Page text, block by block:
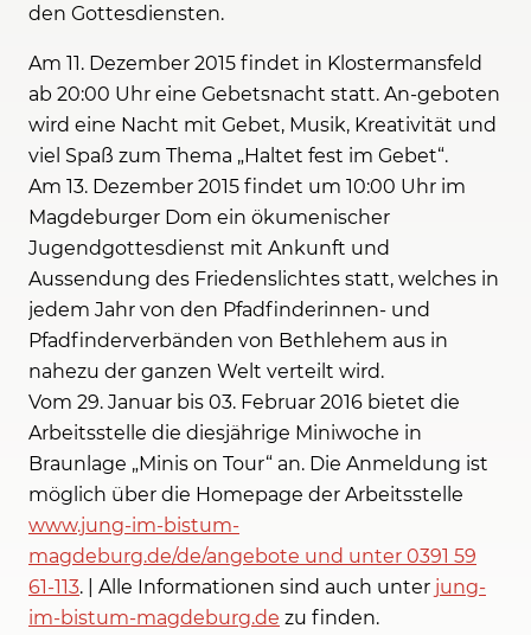
den Gottesdiensten.
Am 11. Dezember 2015 findet in Klostermansfeld
ab 20:00 Uhr eine Gebetsnacht statt. An-geboten
wird eine Nacht mit Gebet, Musik, Kreativität und
viel Spaß zum Thema „Haltet fest im Gebet“.
Am 13. Dezember 2015 findet um 10:00 Uhr im
Magdeburger Dom ein ökumenischer
Jugendgottesdienst mit Ankunft und
Aussendung des Friedenslichtes statt, welches in
jedem Jahr von den Pfadfinderinnen- und
Pfadfinderverbänden von Bethlehem aus in
nahezu der ganzen Welt verteilt wird.
Vom 29. Januar bis 03. Februar 2016 bietet die
Arbeitsstelle die diesjährige Miniwoche in
Braunlage „Minis on Tour“ an. Die Anmeldung ist
möglich über die Homepage der Arbeitsstelle
www.jung-im-bistum-
magdeburg.de/de/angebote und unter 0391 59
61-113. | Alle Informationen sind auch unter jung-
im-bistum-magdeburg.de zu finden.